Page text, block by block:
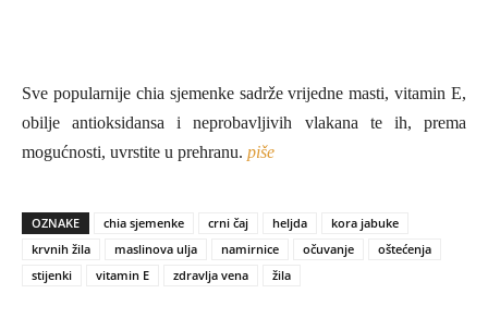
Sve popularnije chia sjemenke sadrže vrijedne masti, vitamin E,
obilje antioksidansa i neprobavljivih vlakana te ih, prema
mogućnosti, uvrstite u prehranu. piše
OZNAKE chia sjemenke crni čaj heljda
kora jabuke
krvnih žila
maslinova ulja namirnice očuvanje
oštećenja
stijenki
vitamin E zdravlja vena žila